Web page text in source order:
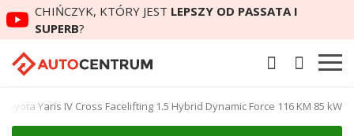
CHIŃCZYK, KTÓRY JEST LEPSZY OD PASSATA I
SUPERB?
Yaris IV Cross Facelifting 1.5 Hybrid Dynamic Force 116 KM 85 kW